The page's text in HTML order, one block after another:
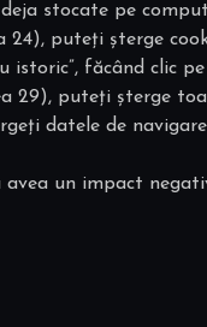
stocate pe
24), puteți șterge
istoric”, făcând clic
29), puteți șterge
datele de
avea un impact